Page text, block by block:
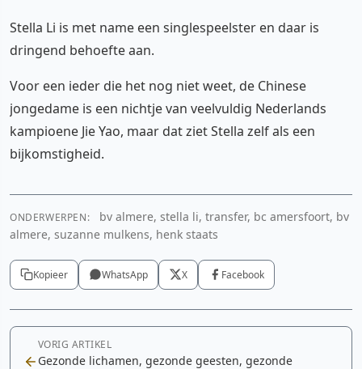
Stella Li is met name een singlespeelster en daar is
dringend behoefte aan.
Voor een ieder die het nog niet weet, de Chinese
jongedame is een nichtje van veelvuldig Nederlands
kampioene Jie Yao, maar dat ziet Stella zelf als een
bijkomstigheid.
ONDERWERPEN:
bv almere, stella li, transfer, bc amersfoort, bv
almere, suzanne mulkens, henk staats
Kopieer WhatsApp X Facebook
VORIG ARTIKEL
Gezonde lichamen, gezonde geesten, gezonde